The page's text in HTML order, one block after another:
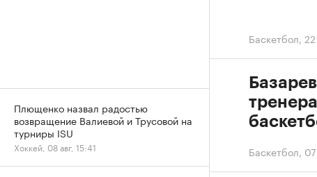
Баскетбол,
Баскетбол,
Плющенко назвал радостью
возвращение Валиевой и Трусовой на
турниры ISU
Хоккей, 08 авг, 15:41